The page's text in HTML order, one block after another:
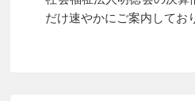
だけ速やかにご案内してお